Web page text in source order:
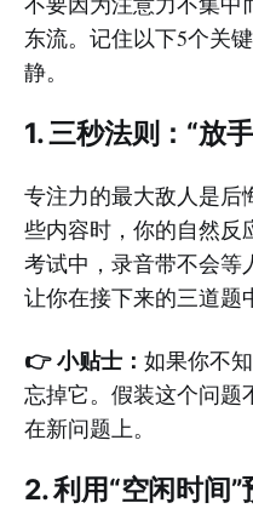
东流。记住以下5个关
静。
1. 三秒法则：“放
专注力的最大敌人是后
些内容时，你的自然反
考试中，录音带不会等
让你在接下来的三道题
👉 小贴士： 如果你不
忘掉它。假装这个问题
在新问题上。
2. 利用“空闲时间”